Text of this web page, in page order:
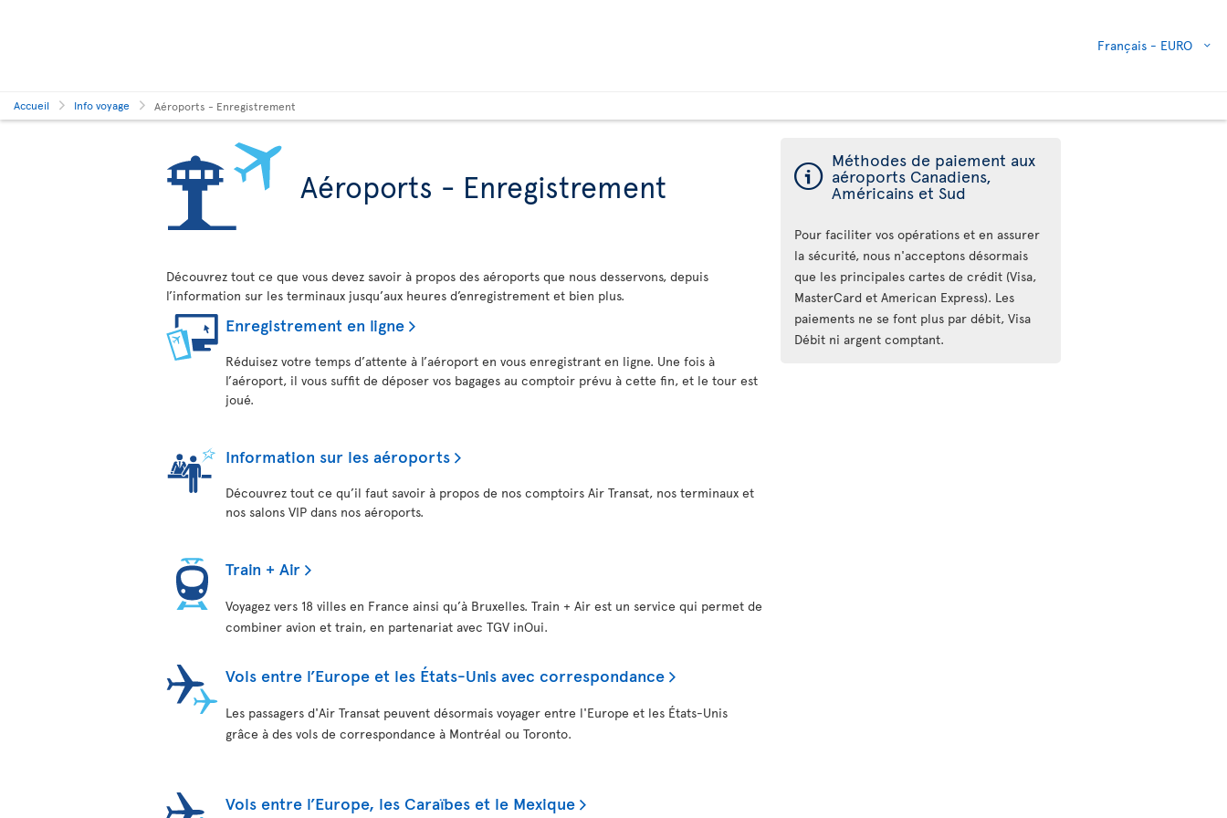
Français - EURO
Accueil Info voyage Aéroports - Enregistrement
Aéroports - Enregistrement
Découvrez tout ce que vous devez savoir à propos des aéroports que nous desservons, depuis
l’information sur les terminaux jusqu’aux heures d’enregistrement et bien plus.
Enregistrement en ligne
Réduisez votre temps d’attente à l’aéroport en vous enregistrant en ligne. Une fois à
l’aéroport, il vous suffit de déposer vos bagages au comptoir prévu à cette fin, et le tour est
joué.
Information sur les aéroports
Découvrez tout ce qu’il faut savoir à propos de nos comptoirs Air Transat, nos terminaux et
nos salons VIP dans nos aéroports.
Train + Air
Voyagez vers 18 villes en France ainsi qu’à Bruxelles. Train + Air est un service qui permet de
combiner avion et train, en partenariat avec TGV inOui.
Vols entre l’Europe et les États-Unis avec correspondance
Les passagers d'Air Transat peuvent désormais voyager entre l'Europe et les États-Unis
grâce à des vols de correspondance à Montréal ou Toronto.
Vols entre l’Europe, les Caraïbes et le Mexique
ý Méthodes de paiement aux
aéroports Canadiens,
Américains et Sud
Pour faciliter vos opérations et en assurer
la sécurité, nous n'acceptons désormais
que les principales cartes de crédit (Visa,
MasterCard et American Express). Les
paiements ne se font plus par débit, Visa
Débit ni argent comptant.